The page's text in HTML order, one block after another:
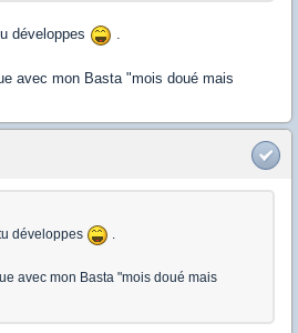
développes .
avec mon Basta "mois doué mais
développes .
avec mon Basta "mois doué mais